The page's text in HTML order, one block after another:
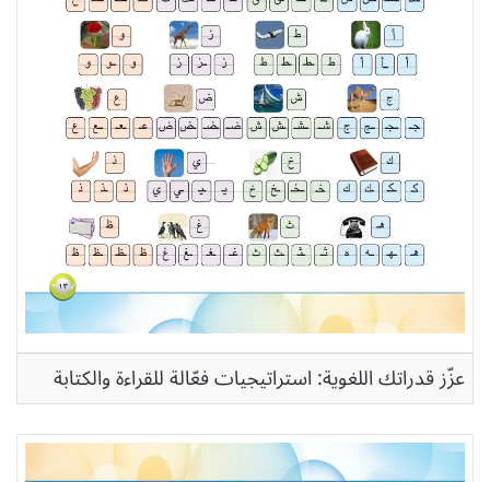
عزّز قدراتك اللغوية: استراتيجيات فعّالة للقراءة والكتابة